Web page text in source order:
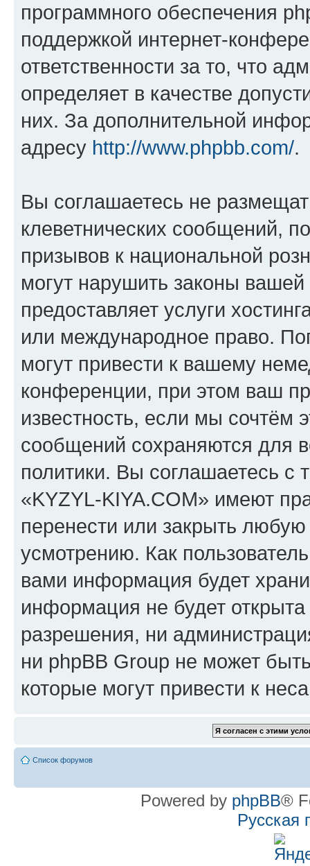
программного обеспечения
поддержкой интернет-
ответственности за то, что
определяет в качестве
них. За дополнительной
адресу http://www.phpbb.com/.
Вы соглашаетесь не
клеветнических сообщений,
призывов к национальной
могут нарушить законы
предоставляет услуги
или международное право.
могут привести к вашему
конференции, при этом ваш
известность, если мы сочтём
сообщений сохраняются для
политики. Вы соглашаетесь
«KYZYL-KIYA.COM» имеют
перенести или закрыть
усмотрению. Как
вами информация будет
информация не будет
разрешения, ни
ни phpBB Group не может
которые могут привести к
Список форумов
Powered by phpBB®
Русская